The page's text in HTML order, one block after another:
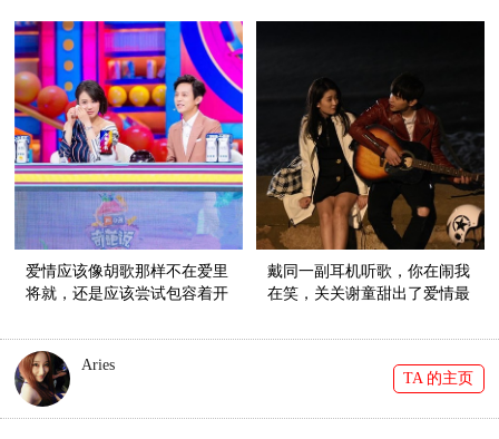
爱情应该像胡歌那样不在爱里
将就，还是应该尝试包容着开
戴同一副耳机听歌，你在闹我
在笑，关关谢童甜出了爱情最
Aries
TA 的主页